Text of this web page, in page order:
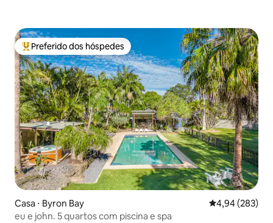
Entre os melhores preferidos dos hóspedes
Preferido dos hóspedes
Casa ⋅ Byron Bay 4,94 de uma
4,94 (283)
eu e john. 5 quartos com piscina e spa